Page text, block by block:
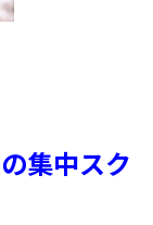
集中スク